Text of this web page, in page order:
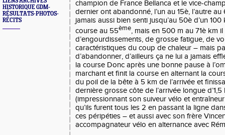
HISTORIQUE GDM-
RÉSULTATS-PHOTOS-
RÉCITS
champion de France Bellanca et le vice-
dernier ont abandonné, l’un au 15è, l’autre
jamais aussi bien senti jusqu’au 50è d’un
course au 55ème, mais en 500 m au 71è km
d’engourdissements, de grosse fatigue, de
caractéristiques du coup de chaleur – mais
d’abandonner, d’ailleurs ça ne lui a jamais
la course Donc après une bonne pause à
marchant et finit la course en alternant la
du poil de la bête à 5 km de l’arrivée et
dernière grosse côte de l’arrivée longue
(impressionnant son suiveur vélo et
qu’ils furent tous les 2 en passant la ligne
ces péripéties – et aussi avec son frère
accompagnateur vélo en alternance avec